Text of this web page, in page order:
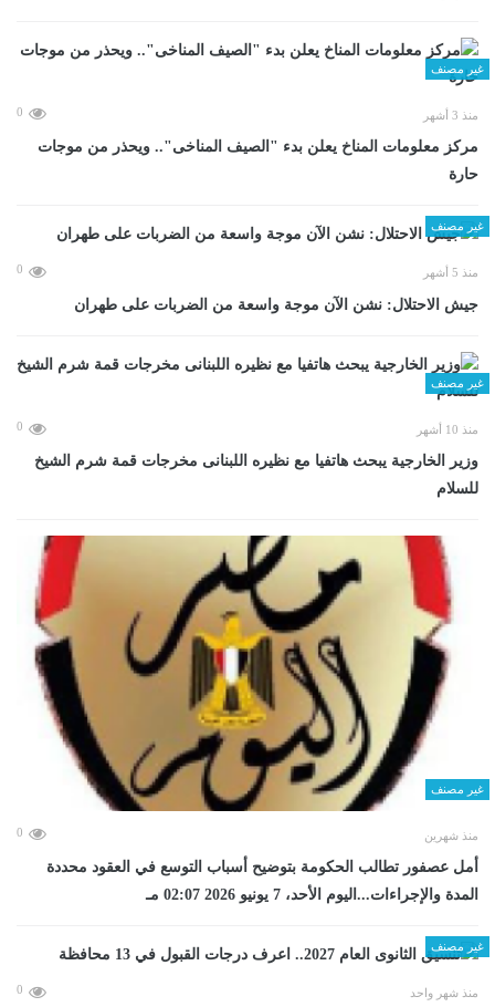
غير مصنف
منذ 3 أشهر 0
مركز معلومات المناخ يعلن بدء "الصيف المناخى".. ويحذر من موجات
حارة
غير مصنف
منذ 5 أشهر 0
جيش الاحتلال: نشن الآن موجة واسعة من الضربات على طهران
غير مصنف
منذ 10 أشهر 0
وزير الخارجية يبحث هاتفيا مع نظيره اللبنانى مخرجات قمة شرم الشيخ
للسلام
غير مصنف
منذ شهرين 0
أمل عصفور تطالب الحكومة بتوضيح أسباب التوسع في العقود محددة
المدة والإجراءات...اليوم الأحد، 7 يونيو 2026 02:07 مـ
غير مصنف
منذ شهر واحد 0